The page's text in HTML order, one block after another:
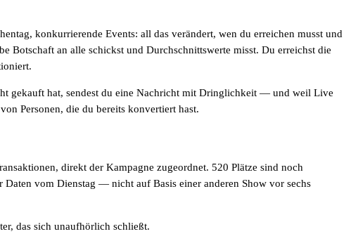
konkurrierende Events: all das verändert, wen du erreichen musst und
Botschaft an alle schickst und Durchschnittswerte misst. Du erreichst die
gekauft hat, sendest du eine Nachricht mit Dringlichkeit — und weil Live
Personen, die du bereits konvertiert hast.
direkt der Kampagne zugeordnet. 520 Plätze sind noch
vom Dienstag — nicht auf Basis einer anderen Show vor sechs
das sich unaufhörlich schließt.